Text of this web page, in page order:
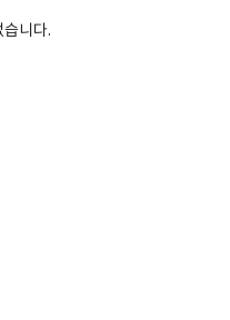
습니다.